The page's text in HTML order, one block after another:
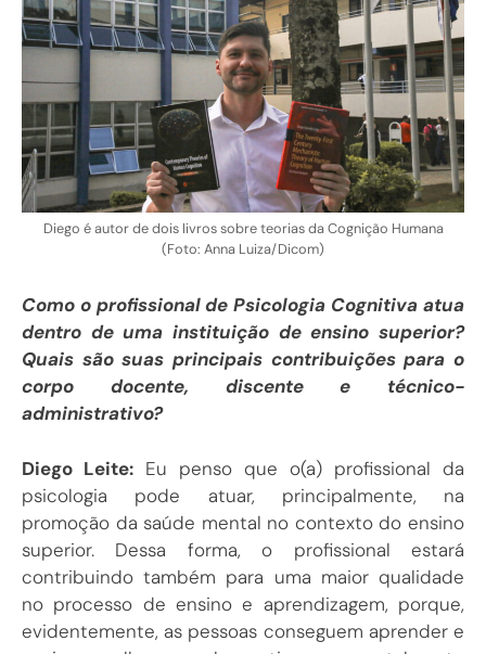
Diego é autor de dois livros sobre teorias da Cognição Humana
(Foto: Anna Luiza/Dicom)
Como o profissional de Psicologia Cognitiva atua
dentro de uma instituição de ensino superior?
Quais são suas principais contribuições para o
corpo docente, discente e técnico-
administrativo?
Diego Leite: Eu penso que o(a) profissional da
psicologia pode atuar, principalmente, na
promoção da saúde mental no contexto do ensino
superior. Dessa forma, o profissional estará
contribuindo também para uma maior qualidade
no processo de ensino e aprendizagem, porque,
evidentemente, as pessoas conseguem aprender e